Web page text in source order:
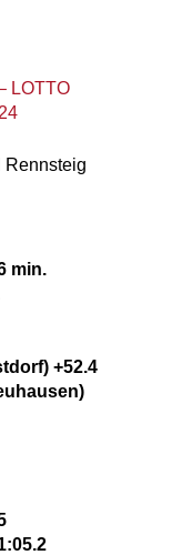
LOTTO
Rennsteig
min.
+52.4